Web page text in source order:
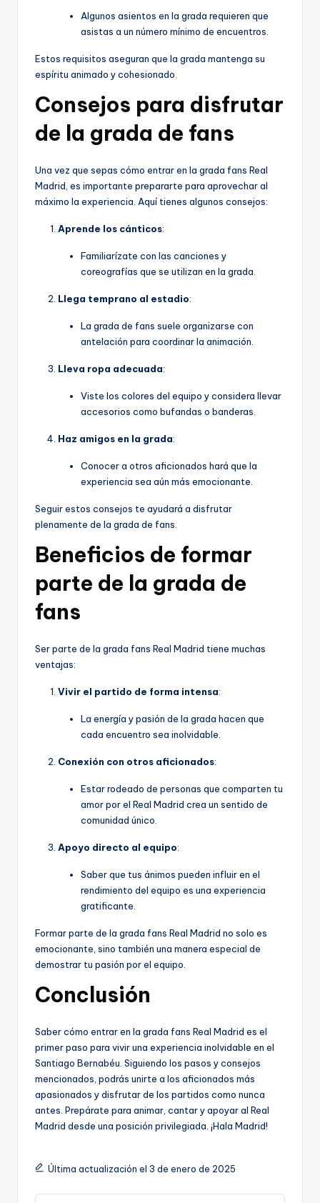
Algunos asientos en la grada requieren que
asistas a un número mínimo de encuentros.
Estos requisitos aseguran que la grada mantenga su
espíritu animado y cohesionado.
Consejos para disfrutar
de la grada de fans
Una vez que sepas cómo entrar en la grada fans Real
Madrid, es importante prepararte para aprovechar al
máximo la experiencia. Aquí tienes algunos consejos:
Aprende los cánticos:
Familiarízate con las canciones y
coreografías que se utilizan en la grada.
Llega temprano al estadio:
La grada de fans suele organizarse con
antelación para coordinar la animación.
Lleva ropa adecuada:
Viste los colores del equipo y considera llevar
accesorios como bufandas o banderas.
Haz amigos en la grada:
Conocer a otros aficionados hará que la
experiencia sea aún más emocionante.
Seguir estos consejos te ayudará a disfrutar
plenamente de la grada de fans.
Beneficios de formar
parte de la grada de
fans
Ser parte de la grada fans Real Madrid tiene muchas
ventajas:
Vivir el partido de forma intensa:
La energía y pasión de la grada hacen que
cada encuentro sea inolvidable.
Conexión con otros aficionados:
Estar rodeado de personas que comparten tu
amor por el Real Madrid crea un sentido de
comunidad único.
Apoyo directo al equipo:
Saber que tus ánimos pueden influir en el
rendimiento del equipo es una experiencia
gratificante.
Formar parte de la grada fans Real Madrid no solo es
emocionante, sino también una manera especial de
demostrar tu pasión por el equipo.
Conclusión
Saber cómo entrar en la grada fans Real Madrid es el
primer paso para vivir una experiencia inolvidable en el
Santiago Bernabéu. Siguiendo los pasos y consejos
mencionados, podrás unirte a los aficionados más
apasionados y disfrutar de los partidos como nunca
antes. Prepárate para animar, cantar y apoyar al Real
Madrid desde una posición privilegiada. ¡Hala Madrid!
Última actualización el 3 de enero de 2025